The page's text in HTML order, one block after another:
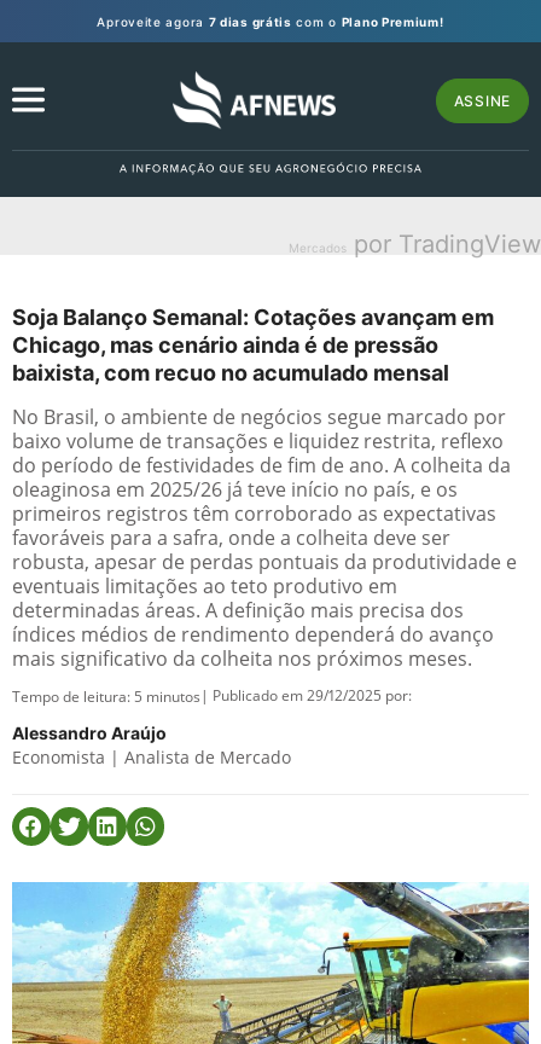
Aproveite agora 7 dias grátis com o Plano Premium!
ASSINE
Mercados por TradingView
Soja Balanço Semanal: Cotações avançam em
Chicago, mas cenário ainda é de pressão
baixista, com recuo no acumulado mensal
No Brasil, o ambiente de negócios segue marcado por
baixo volume de transações e liquidez restrita, reflexo
do período de festividades de fim de ano. A colheita da
oleaginosa em 2025/26 já teve início no país, e os
primeiros registros têm corroborado as expectativas
favoráveis para a safra, onde a colheita deve ser
robusta, apesar de perdas pontuais da produtividade e
eventuais limitações ao teto produtivo em
determinadas áreas. A definição mais precisa dos
índices médios de rendimento dependerá do avanço
mais significativo da colheita nos próximos meses.
Tempo de leitura: 5 minutos | Publicado em 29/12/2025 por:
Alessandro Araújo
Economista | Analista de Mercado